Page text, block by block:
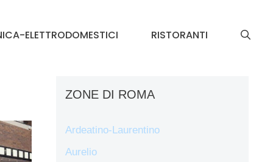
ELETTRODOMESTICI RISTORANTI
ZONE DI ROMA
Ardeatino-Laurentino
Aurelio